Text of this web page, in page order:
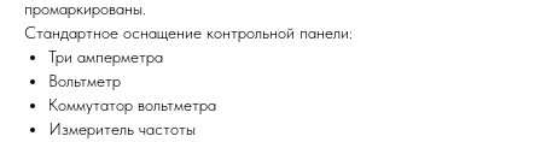
промаркированы.
Стандартное оснащение контрольной панели:
Три амперметра
Вольтметр
Коммутатор вольтметра
Измеритель частоты